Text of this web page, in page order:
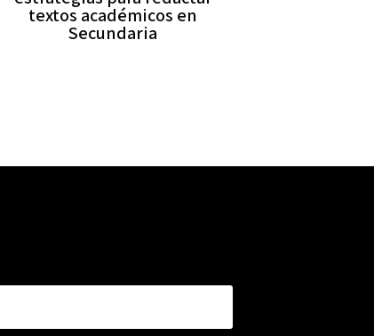
textos académicos en
Secundaria